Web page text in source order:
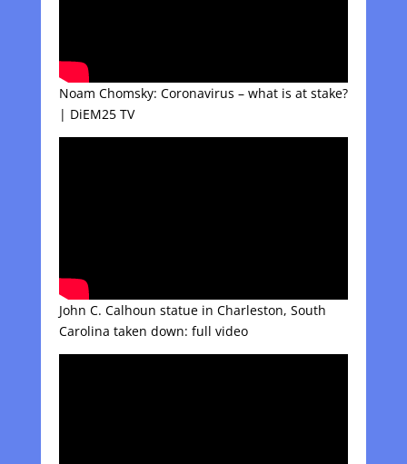
Noam Chomsky: Coronavirus – what is at stake?
| DiEM25 TV
John C. Calhoun statue in Charleston, South
Carolina taken down: full video